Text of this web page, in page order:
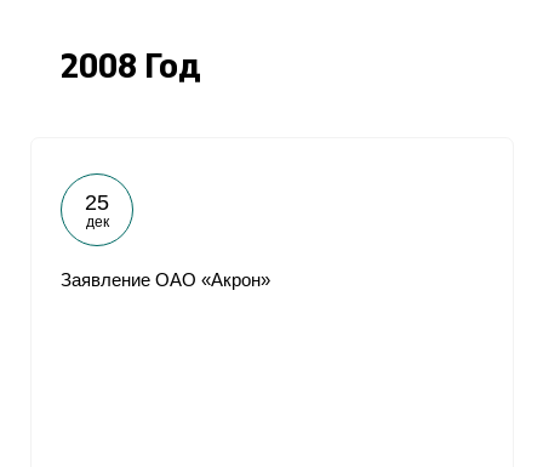
2008 Год
25
дек
Заявление ОАО «Акрон»